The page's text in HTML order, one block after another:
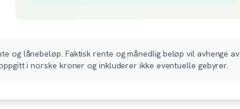
og lånebeløp. Faktisk rente og månedlig beløp vil avhenge av
i norske kroner og inkluderer ikke eventuelle gebyrer.